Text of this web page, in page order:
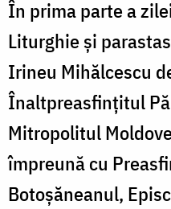
În prima parte a
Liturghie și
Irineu Mihălcescu
Înaltpreasfințitul
Mitropolitul
împreună cu
Botoșăneanul,